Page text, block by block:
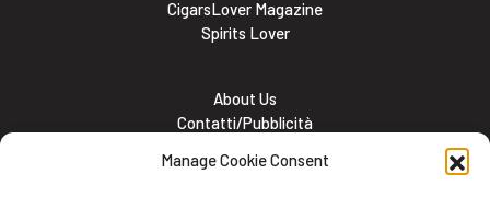
Manage Cookie Consent
CigarsLover Magazine
Spirits Lover
About Us
Contatti/Pubblicità
Meet the team